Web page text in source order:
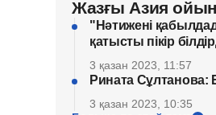
Жазғы Азия
"Нәтижені
қатысты пікір
3 қазан 2023, 11:57
Рината Сұлтанова:
3 қазан 2023, 10:35